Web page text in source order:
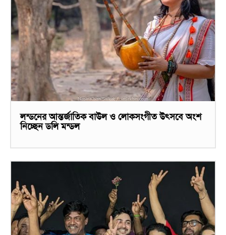
লন্ডনের আন্তর্জাতিক বাউল ও লোকসংগীত উৎসবে অংশ
নিচ্ছেন ডলি মন্ডল